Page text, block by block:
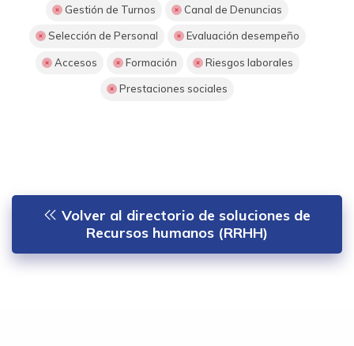
Gestión de Turnos Canal de Denuncias
Selección de Personal Evaluación desempeño
Accesos Formación Riesgos laborales
Prestaciones sociales
Volver al directorio de soluciones de
Recursos humanos (RRHH)